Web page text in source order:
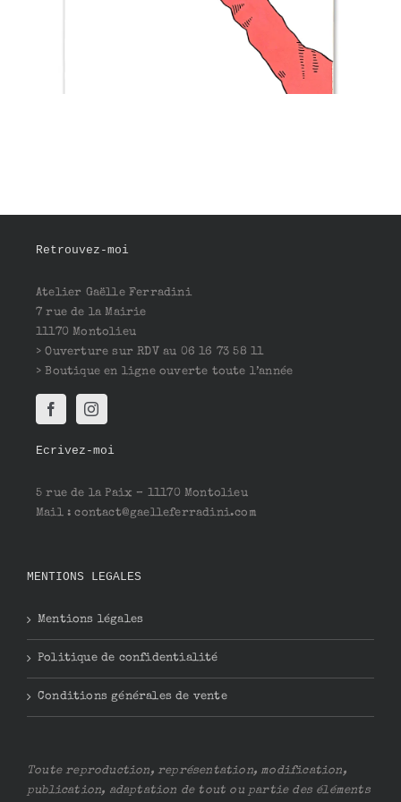
Retrouvez-moi
Atelier Gaëlle Ferradini
7 rue de la Mairie
11170 Montolieu
> Ouverture sur RDV au 06 16 73 58 11
> Boutique en ligne ouverte toute l’année
Ecrivez-moi
5 rue de la Paix – 11170 Montolieu
Mail : contact@gaelleferradini.com
MENTIONS LEGALES
Mentions légales
Politique de confidentialité
Conditions générales de vente
Toute reproduction, représentation, modification,
publication, adaptation de tout ou partie des éléments